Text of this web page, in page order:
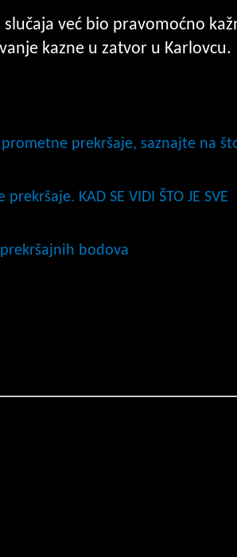
već bio pravomoćno
kazne u zatvor u Karlovcu.
prometne prekršaje, saznajte na
KAD SE VIDI ŠTO JE SVE
bodova